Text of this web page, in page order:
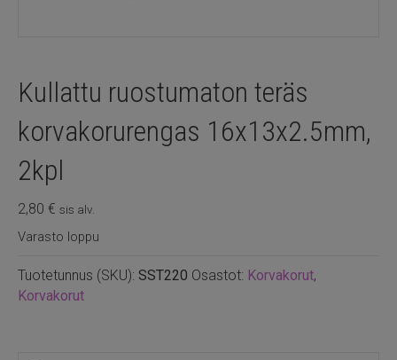
Kullattu ruostumaton teräs
korvakorurengas 16x13x2.5mm,
2kpl
2,80 € sis alv.
Varasto loppu
Tuotetunnus (SKU): SST220 Osastot: Korvakorut,
Korvakorut